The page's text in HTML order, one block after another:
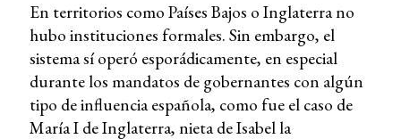
En territorios como Países Bajos o Inglaterra no
hubo instituciones formales. Sin embargo, el
sistema sí operó esporádicamente, en especial
durante los mandatos de gobernantes con algún
tipo de influencia española, como fue el caso de
María I de Inglaterra, nieta de Isabel la